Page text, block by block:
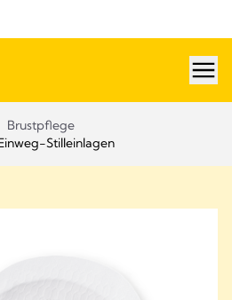
Brustpflege
Stilleinlagen